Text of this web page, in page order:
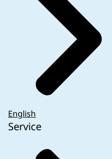
English
Service